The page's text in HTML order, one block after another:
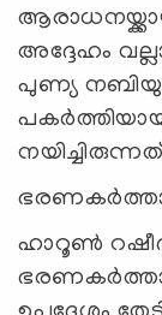
അദ്ദേഹം
പുണ്യ
ഹാറൂൺ